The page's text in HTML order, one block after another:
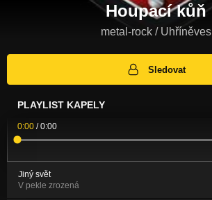
Houpací kůň
metal-rock / Uhříněves
Sledovat
PLAYLIST KAPELY
0:00 /0:00
Jiný svět
V pekle zrozená